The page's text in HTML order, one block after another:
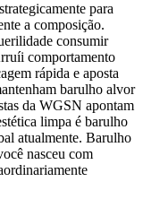
para
a composição.
consumir
comportamento
rápida e aposta
barulho alvor
da WGSN apontam
limpa é barulho
atualmente. Barulho
nasceu com